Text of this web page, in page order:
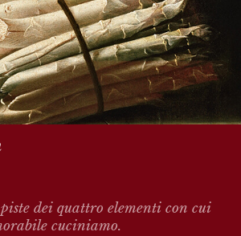
dei quattro elementi con cui
cuciniamo.